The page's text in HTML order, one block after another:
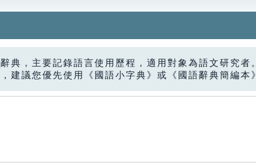
典，主要記錄語言使用歷程，適用對象為語文研究者
建議您優先使用《國語小字典》或《國語辭典簡編本